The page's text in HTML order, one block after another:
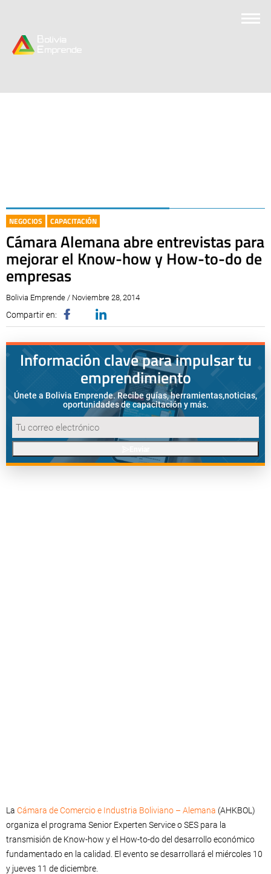
NEGOCIOS CAPACITACIÓN
Cámara Alemana abre entrevistas para
mejorar el Know-how y How-to-do de
empresas
Bolivia Emprende / Noviembre 28, 2014
Compartir en:
Información clave para impulsar tu
emprendimiento
Únete a Bolivia Emprende. Recibe guías, herramientas,noticias,
oportunidades de capacitación y más.
La Cámara de Comercio e Industria Boliviano – Alemana (AHKBOL)
organiza el programa Senior Experten Service o SES para la
transmisión de Know-how y el How-to-do del desarrollo económico
fundamentado en la calidad. El evento se desarrollará el miércoles 10
y jueves 11 de diciembre.